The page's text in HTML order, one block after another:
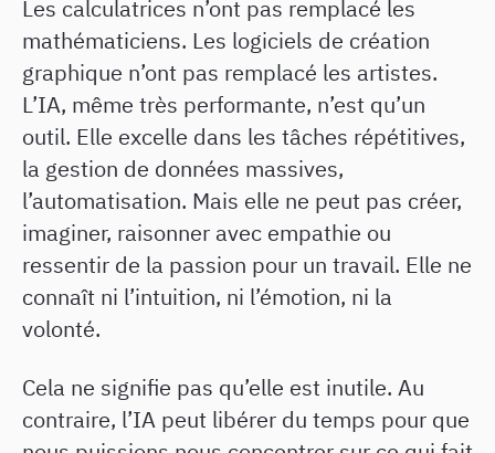
Les calculatrices n’ont pas remplacé les
mathématiciens. Les logiciels de création
graphique n’ont pas remplacé les artistes.
L’IA, même très performante, n’est qu’un
outil. Elle excelle dans les tâches répétitives,
la gestion de données massives,
l’automatisation. Mais elle ne peut pas créer,
imaginer, raisonner avec empathie ou
ressentir de la passion pour un travail. Elle ne
connaît ni l’intuition, ni l’émotion, ni la
volonté.
Cela ne signifie pas qu’elle est inutile. Au
contraire, l’IA peut libérer du temps pour que